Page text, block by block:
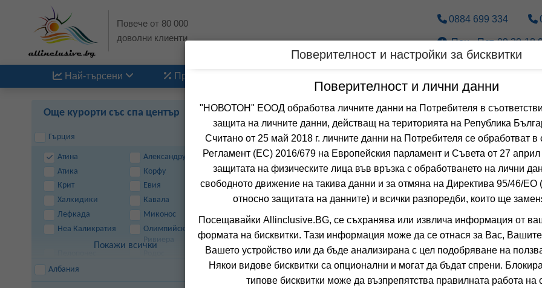
Повече от 80 000
доволни клиенти
0884 699 334
Пон.- Пет. 09.30-
Най-търсени Промоции
Още курорти със спа център
Гърция
Покажи всички
Атина
Александруполис
Атика
Корфу
Крит
Евия
Халкидики
Кавала
Лефкада
Миконос
Неа Каликратия
Олимпийска
Ривиера
Санторини
Албания
Оферти със спа
Общо 0хотела
DOLCE
ATHENS, ATTIKI,
0.0 (от 0
Поверителност и настройки за бисквитки
Поверителност и лични данни
"НОВОТОН" ЕООД обработва личните данни на Потребителя в
защита на личните данни, действащ на територията на Република
Считано от 25 май 2018 г. личните данни на Потребителя се обработват в
Регламент (ЕС) 2016/679 на Европейския парламент и Съвета от 27 април
защитата на физическите лица във връзка с обработването на лични
свободното движение на такива данни и за отмяна на Директива 95/46/
относно защитата на данните) и всички разпоредби, които ще
Посещавайки Allinclusive.BG, се съхранява или извлича информация от
формата на бисквитки. Тази информация може да се отнася за Вас,
Вашето устройство или да бъде анализирана с цел подобряване на
Някои видове бисквитки са опционални и могат да бъдат спрени.
типове бисквитки може да възпрепятства правилната работа на